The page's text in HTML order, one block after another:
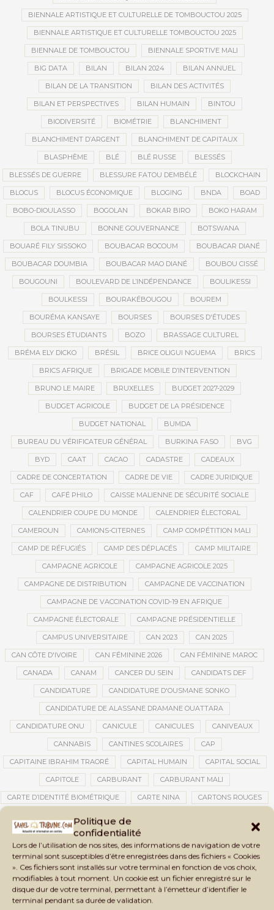
Politique de
confidentialité
Lors de l’utilisation de nos sites, des informations de navigation de votre
terminal sont susceptibles d’être enregistrées dans des fichiers « Cookies
». Ces fichiers sont installés sur votre terminal en fonction de vos choix,
modifiables à tout moment. Un cookie est un fichier enregistré sur le
disque dur de votre terminal, permettant à l’émetteur d’identifier le
terminal pendant sa durée de validation.
BIENNALE ARTISTIQUE ET CULTURELLE DE TOMBOUCTOU 2025
BIENNALE ARTISTIQUE ET CULTURELLE TOMBOUCTOU 2025
BIENNALE DE TOMBOUCTOU BIENNALE SPORTIVE MALI
BIG DATA BILAN BILAN 2024 BILAN ANNUEL
BILAN DE LA TRANSITION BILAN DES ACTIVITÉS
BILAN ET PERSPECTIVES BILAN HUMAIN BINTOU
BIODIVERSITÉ BIOMÉTRIE BLANCHIMENT
BLANCHIMENT D’ARGENT BLANCHIMENT DE CAPITAUX
BLASPHÈME BLÉ BLÉ RUSSE BLESSÉS
BLESSÉS DE GUERRE BLESSURE FATOU DEMBÉLÉ BLOCKCHAIN
BLOCUS BLOCUS ÉCONOMIQUE BLOGING BNDA BOAD
BOBO-DIOULASSO BOGOLAN BOKAR BIRO BOKO HARAM
BOLA TINUBU BONNE GOUVERNANCE BOTSWANA
BOUARÉ FILY SISSOKO BOUBACAR BOCOUM BOUBACAR DIANÉ
BOUBACAR DOUMBIA BOUBACAR MAO DIANÉ BOUBOU CISSÉ
BOUGOUNI BOULEVARD DE L’INDÉPENDANCE BOULIKESSI
BOULKESSI BOURAKÉBOUGOU BOUREM
BOURÉMA KANSAYE BOURSES BOURSES D'ÉTUDES
BOURSES ÉTUDIANTS BOZO BRASSAGE CULTUREL
BRÉMA ELY DICKO BRÉSIL BRICE OLIGUI NGUEMA BRICS
BRICS AFRIQUE BRIGADE MOBILE D’INTERVENTION
BRUNO LE MAIRE BRUXELLES BUDGET 2027-2029
BUDGET AGRICOLE BUDGET DE LA PRÉSIDENCE
BUDGET NATIONAL BUMDA
BUREAU DU VÉRIFICATEUR GÉNÉRAL BURKINA FASO BVG
BYD CAAT CACAO CADASTRE CADEAUX
CADRE DE CONCERTATION CADRE DE VIE CADRE JURIDIQUE
CAF CAFÉ PHILO CAISSE MALIENNE DE SÉCURITÉ SOCIALE
CALENDRIER COUPE DU MONDE CALENDRIER ÉLECTORAL
CAMEROUN CAMIONS-CITERNES CAMP COMPÉTITION MALI
CAMP DE RÉFUGIÉS CAMP DES DÉPLACÉS CAMP MILITAIRE
CAMPAGNE AGRICOLE CAMPAGNE AGRICOLE 2025
CAMPAGNE DE DISTRIBUTION CAMPAGNE DE VACCINATION
CAMPAGNE DE VACCINATION COVID-19 EN AFRIQUE
CAMPAGNE ÉLECTORALE CAMPAGNE PRÉSIDENTIELLE
CAMPUS UNIVERSITAIRE CAN 2023 CAN 2025
CAN CÔTE D'IVOIRE CAN FÉMININE 2026 CAN FÉMININE MAROC
CANADA CANAM CANCER DU SEIN CANDIDATS DEF
CANDIDATURE CANDIDATURE D'OUSMANE SONKO
CANDIDATURE DE ALASSANE DRAMANE OUATTARA
CANDIDATURE ONU CANICULE CANICULES CANIVEAUX
CANNABIS CANTINES SCOLAIRES CAP
CAPITAINE IBRAHIM TRAORÉ CAPITAL HUMAIN CAPITAL SOCIAL
CAPITOLE CARBURANT CARBURANT MALI
CARTE D’IDENTITÉ BIOMÉTRIQUE CARTE NINA CARTONS ROUGES
CATASTROPHES CLIMATIQUES
CAUTION 10 000 DOLLARS CAUTION DE VISA CDAT CECOGEC
CÉDÉAO CEDEAO CEI CÉLÉBRATION NATIONALE CEMAC
CEMAPI CEN-SNESUP CENOU CENSURE
CENTRAFRIQUE CENTRALE SOLAIRE